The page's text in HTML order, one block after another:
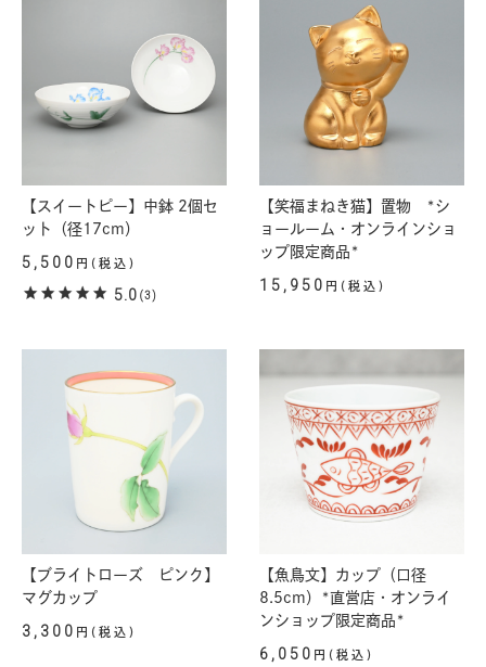
【スイートピー】中鉢 2個セ
ット（径17cm）
5,500 円(税込)
5.0 (3)
【笑福まねき猫】置物 *シ
ョールーム・オンラインショ
ップ限定商品*
15,950 円(税込)
【ブライトローズ ピンク】
マグカップ
3,300 円(税込)
【魚鳥文】カップ（口径
8.5cm）*直営店・オンライ
ンショップ限定商品*
6,050 円(税込)